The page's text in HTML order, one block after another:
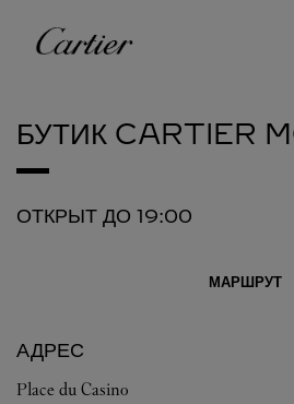
Cartier
БУТИК CARTIER
ОТКРЫТ ДО 19:00
МАРШРУТ
АДРЕС
Place du Casino